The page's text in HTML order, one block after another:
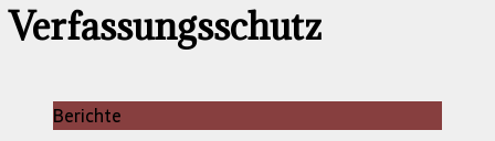
Verfassungsschutz
Berichte